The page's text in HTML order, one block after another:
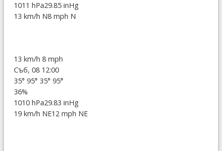
1011 hPa29.85 inHg
13 km/h N8 mph N
13 km/h 8 mph
Съб, 08 12:00
35° 95° 35° 95°
36%
1010 hPa29.83 inHg
19 km/h NE12 mph NE